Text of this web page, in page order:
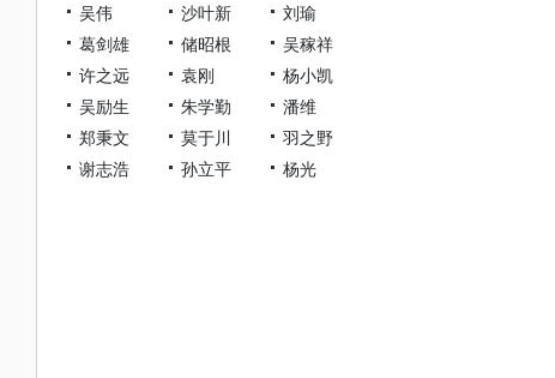
吴伟
沙叶新
刘瑜
葛剑雄
储昭根
吴稼祥
许之远
袁刚
杨小凯
吴励生
朱学勤
潘维
郑秉文
莫于川
羽之野
谢志浩
孙立平 杨光